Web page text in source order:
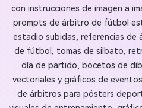
con instrucciones de imagen a
prompts de árbitro de fútbol
estadio subidas, referencias de
de fútbol, tomas de silbato,
día de partido, bocetos de
vectoriales y gráficos de
de árbitros para pósters